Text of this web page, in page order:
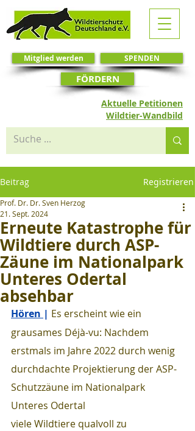
SPENDEN
Mitglied werden
Aktuelle Petitionen
FÖRDERN
Wildtier-Wandbild
Beitrag Registrieren
Erneute Katastrophe für
Wildtiere durch ASP-
Zäune im Nationalpark
Unteres Odertal
absehbar
Prof. Dr. Dr. Sven Herzog
21. Sept. 2024
Hören | Es erscheint wie ein
grausames Déjà-vu: Nachdem
erstmals im Jahre 2022 durch wenig
durchdachte Projektierung der ASP-
Schutzzäune im Nationalpark
Unteres Odertal
viele Wildtiere qualvoll zu